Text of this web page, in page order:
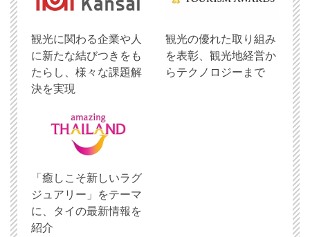
観光に関わる企業や人
に新たな結びつきをも
たらし、様々な課題解
決を実現
観光の優れた取り組み
を表彰、観光地経営か
らテクノロジーまで
「癒しこそ新しいラグ
ジュアリー」をテーマ
に、タイの最新情報を
紹介